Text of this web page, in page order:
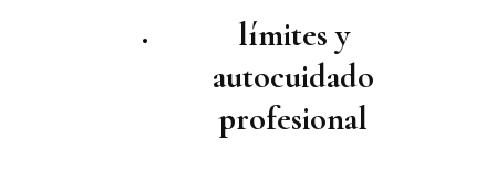
límites y
autocuidado
profesional